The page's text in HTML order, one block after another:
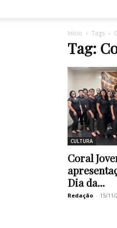
Início Tags
Tag:
CULTURA
Coral
Dia da...
Redação - 15/11/